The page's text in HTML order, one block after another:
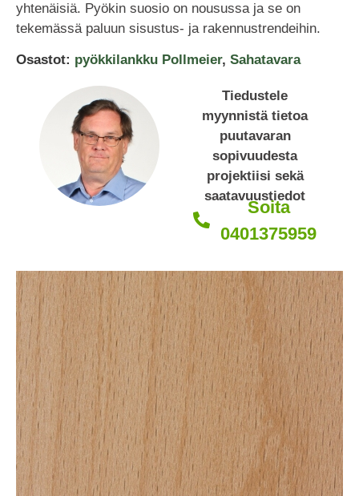
yhtenäisiä. Pyökin suosio on nousussa ja se on
tekemässä paluun sisustus- ja rakennustrendeihin.
Osastot: pyökkilankku Pollmeier, Sahatavara
Tiedustele
myynnistä tietoa
puutavaran
sopivuudesta
projektiisi sekä
saatavuustiedot
Soita
0401375959